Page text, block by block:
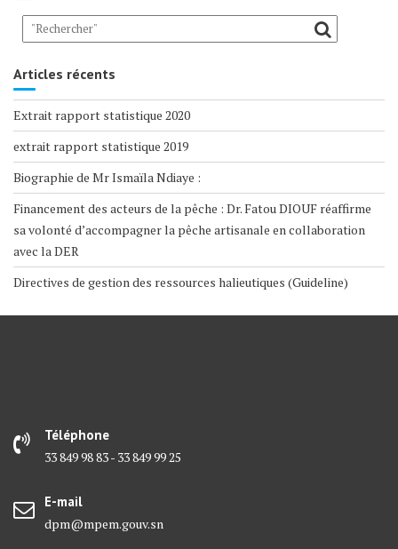
Articles récents
Extrait rapport statistique 2020
extrait rapport statistique 2019
Biographie de Mr Ismaïla Ndiaye :
Financement des acteurs de la pêche : Dr. Fatou DIOUF réaffirme
sa volonté d’accompagner la pêche artisanale en collaboration
avec la DER
Directives de gestion des ressources halieutiques (Guideline)
Téléphone
33 849 98 83 - 33 849 99 25
E-mail
dpm@mpem.gouv.sn